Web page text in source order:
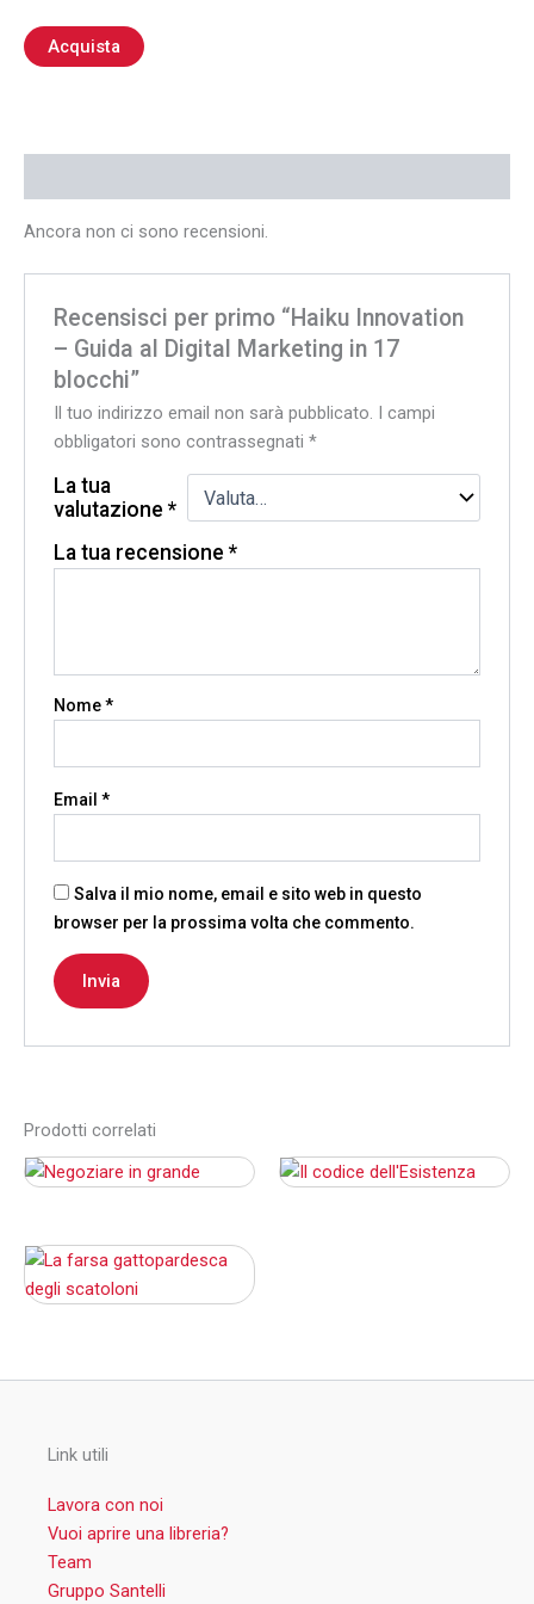
Acquista
Ancora non ci sono recensioni.
Recensisci per primo “Haiku Innovation
– Guida al Digital Marketing in 17
blocchi”
Il tuo indirizzo email non sarà pubblicato.
I campi
obbligatori sono contrassegnati*
La tua
valutazione*
La tua recensione*
Nome*
Email*
Salva il mio nome, email e sito web in questo
browser per la prossima volta che commento.
Prodotti correlati
Link utili
Lavora con noi
Vuoi aprire una libreria?
Team
Gruppo Santelli